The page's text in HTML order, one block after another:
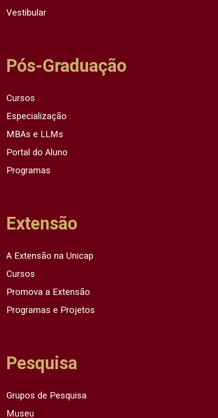
Vestibular
Pós-Graduação
Cursos
Especialização
MBAs e LLMs
Portal do Aluno
Programas
Extensão
A Extensão na Unicap
Cursos
Promova a Extensão
Programas e Projetos
Pesquisa
Grupos de Pesquisa
Museu